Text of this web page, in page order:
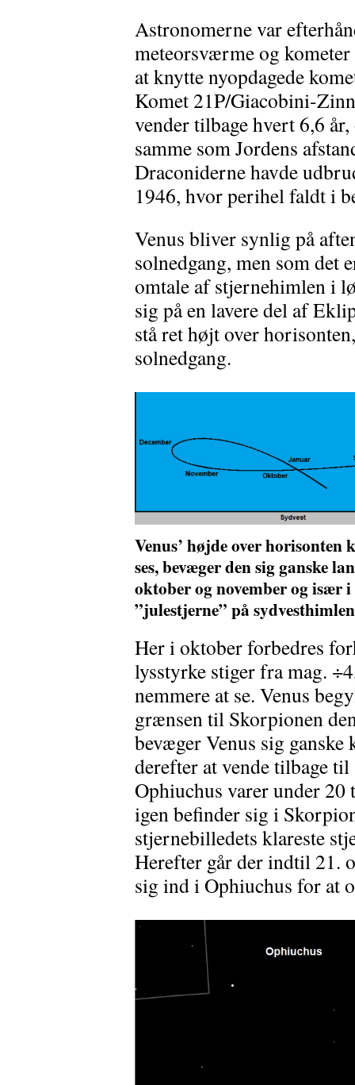
Astronomerne var
meteorsværme og
at knytte nyopdagede
Komet 21P/Giacobini-
vender tilbage hvert 6,6
samme som Jordens
Draconiderne havde
1946, hvor perihel faldt i
Venus bliver synlig på
solnedgang, men som det
omtale af stjernehimlen i
sig på en lavere del af
stå ret højt over
solnedgang.
Venus’ højde over
ses, bevæger den sig ganske
oktober og november og især
”julestjerne” på
Her i oktober forbedres
lysstyrke stiger fra mag.
nemmere at se. Venus
grænsen til Skorpionen
bevæger Venus sig
derefter at vende tilbage
Ophiuchus varer under 20
igen befinder sig i
stjernebilledets klareste
Herefter går der indtil 21.
sig ind i Ophiuchus for at